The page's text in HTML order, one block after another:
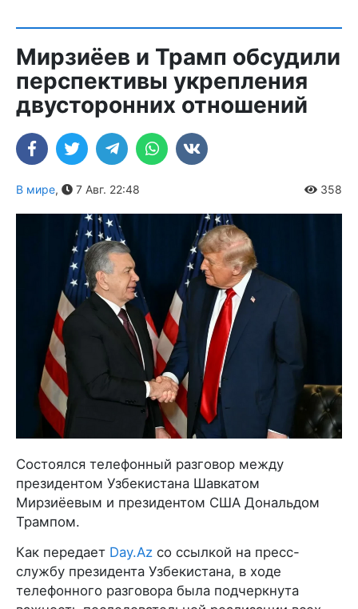
Мирзиёев и Трамп обсудили
перспективы укрепления
двусторонних отношений
В мире, 7 Авг. 22:48 358
Состоялся телефонный разговор между
президентом Узбекистана Шавкатом
Мирзиёевым и президентом США Дональдом
Трампом.
Как передает Day.Az со ссылкой на пресс-
службу президента Узбекистана, в ходе
телефонного разговора была подчеркнута